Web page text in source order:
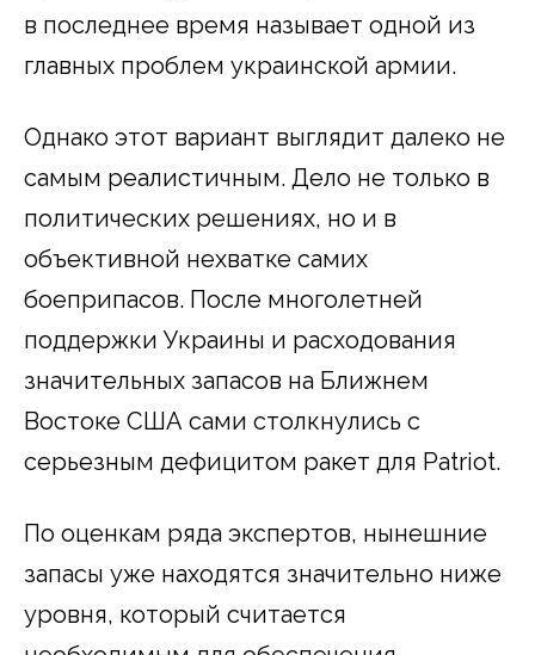
в последнее время называет одной из
главных проблем украинской армии.
Однако этот вариант выглядит далеко не
самым реалистичным. Дело не только в
политических решениях, но и в
объективной нехватке самих
боеприпасов. После многолетней
поддержки Украины и расходования
значительных запасов на Ближнем
Востоке США сами столкнулись с
серьезным дефицитом ракет для Patriot.
По оценкам ряда экспертов, нынешние
запасы уже находятся значительно ниже
уровня, который считается